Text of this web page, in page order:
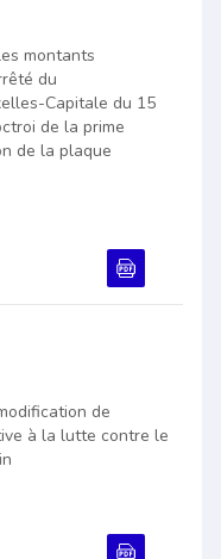
montants
du
Capitale du 15
de la prime
de la plaque
de
à la lutte contre le